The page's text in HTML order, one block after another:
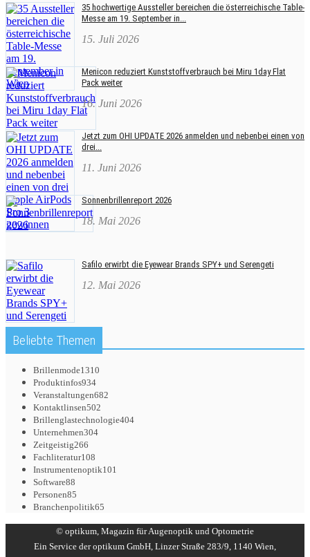
35 hochwertige Aussteller bereichen die österreichische Table-
Messe am 19. September in...
15. Juli 2026
Menicon reduziert Kunststoffverbrauch bei Miru 1day Flat
Pack weiter
16. Juni 2026
Jetzt zum OHI UPDATE 2026 anmelden und nebenbei einen von
drei...
11. Juni 2026
Sonnenbrillenreport 2026
18. Mai 2026
Safilo erwirbt die Eyewear Brands SPY+ und Serengeti
12. Mai 2026
Beliebte Themen
Brillenmode1310
Produktinfos934
Veranstaltungen682
Kontaktlinsen502
Brillenglastechnologie404
Unternehmen304
Zeitgeistig266
Fachliteratur108
Instrumentenoptik101
Software88
Personen85
Branchenpolitik65
© optikum, Magazin für Augenoptik und Optometrie
Ein Service der optikum GmbH, Linzer Straße 283/9, 1140 Wien,